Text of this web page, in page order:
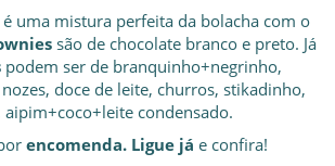
é uma mistura perfeita da bolacha com o
são de chocolate branco e preto. Já
podem ser de branquinho+negrinho,
doce de leite, churros, stikadinho,
condensado.
encomenda. Ligue já e confira!